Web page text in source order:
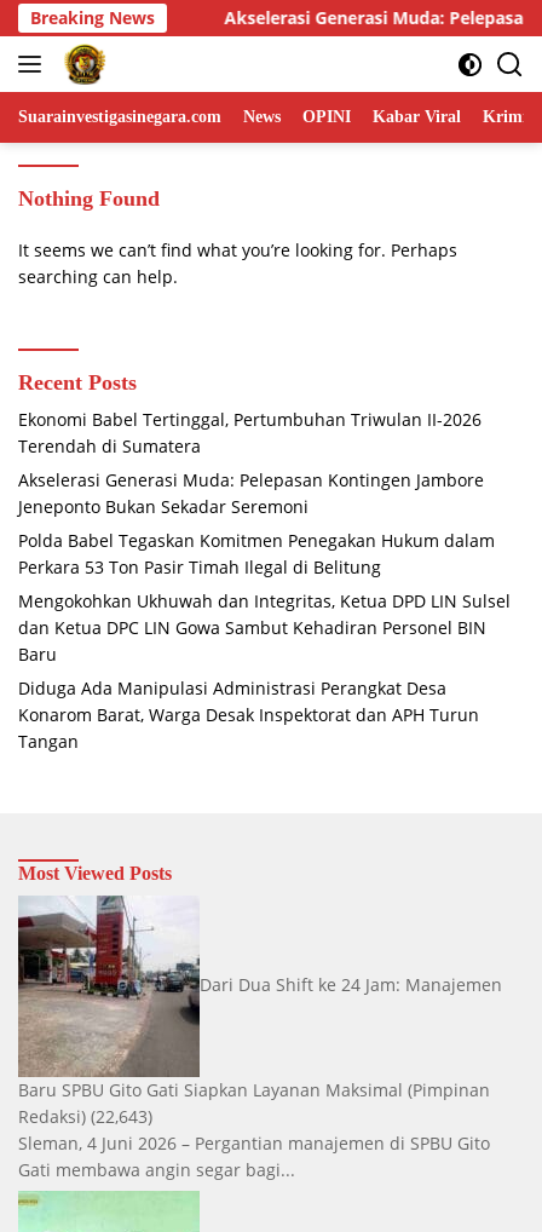
Skip
to
content
Breaking News
Muda: Pelepasan Kontingen Jambore Jeneponto Bukan
Suarainvestigasinegara.com News OPINI Kabar Viral
Nothing Found
It seems we can’t find what you’re looking for. Perhaps
searching can help.
Recent Posts
Ekonomi Babel Tertinggal, Pertumbuhan Triwulan II-2026
Terendah di Sumatera
Akselerasi Generasi Muda: Pelepasan Kontingen Jambore
Jeneponto Bukan Sekadar Seremoni
Polda Babel Tegaskan Komitmen Penegakan Hukum dalam
Perkara 53 Ton Pasir Timah Ilegal di Belitung
Mengokohkan Ukhuwah dan Integritas, Ketua DPD LIN Sulsel
dan Ketua DPC LIN Gowa Sambut Kehadiran Personel BIN
Baru
Diduga Ada Manipulasi Administrasi Perangkat Desa
Konarom Barat, Warga Desak Inspektorat dan APH Turun
Tangan
Most Viewed Posts
Dari Dua Shift ke 24 Jam: Manajemen
Baru SPBU Gito Gati Siapkan Layanan Maksimal (Pimpinan
Redaksi) (22,643)
Sleman, 4 Juni 2026 – Pergantian manajemen di SPBU Gito
Gati membawa angin segar bagi...